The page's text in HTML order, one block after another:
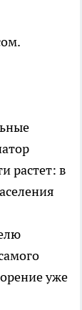
растет: в
уже